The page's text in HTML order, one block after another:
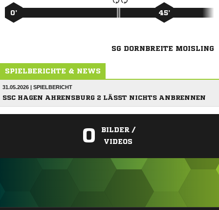
0’ 45’
SG DORNBREITE MOISLING
SPIELBERICHTE & NEWS
31.05.2026 | SPIELBERICHT
SSC HAGEN AHRENSBURG 2 LÄSST NICHTS ANBRENNEN
0
BILDER /
VIDEOS